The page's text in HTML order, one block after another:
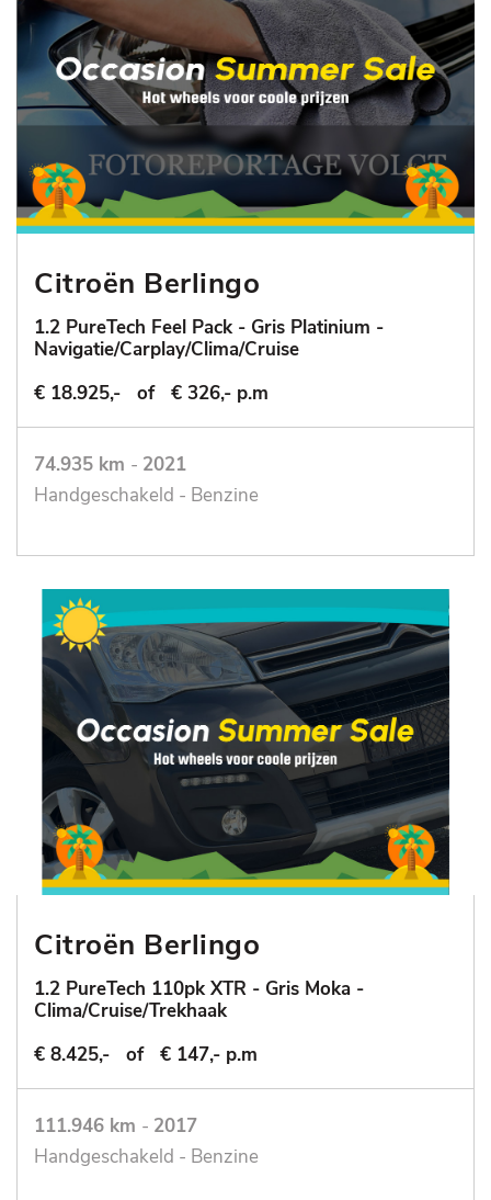
Citroën Berlingo
1.2 PureTech Feel Pack - Gris Platinium -
Navigatie/Carplay/Clima/Cruise
€ 18.925,-
of € 326,- p.m
74.935 km - 2021
Handgeschakeld - Benzine
Citroën Berlingo
1.2 PureTech 110pk XTR - Gris Moka -
Clima/Cruise/Trekhaak
€ 8.425,-
of € 147,- p.m
111.946 km - 2017
Handgeschakeld - Benzine